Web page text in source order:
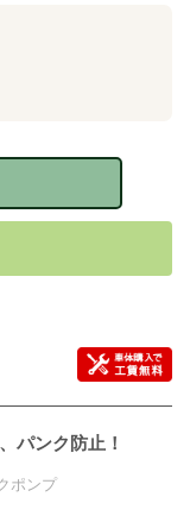
パンク防止！
ポンプ